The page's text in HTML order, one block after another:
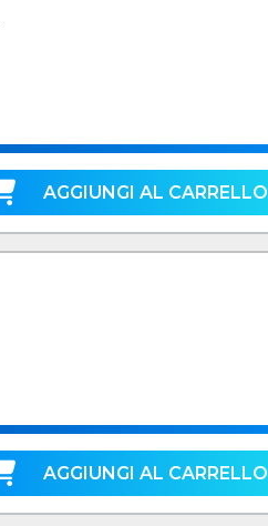
AGGIUNGI AL CARRELLO
AGGIUNGI AL CARRELLO